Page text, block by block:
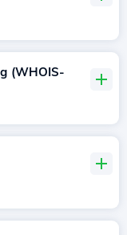
(WHOIS-